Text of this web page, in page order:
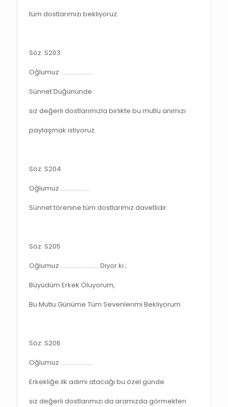
tüm dostlarımızı bekliyoruz.
Söz: S203
Oğlumuz …………………
Sünnet Düğününde
siz değerli dostlarımızla birlikte bu mutlu anımızı
paylaşmak istiyoruz.
Söz: S204
Oğlumuz ……………….
Sünnet törenine tüm dostlarımız davetlidir.
Söz: S205
Oğlumuz ……………………. Diyor ki ;
Büyüdüm Erkek Oluyorum,
Bu Mutlu Günüme Tüm Sevenlerimi Bekliyorum.
Söz: S206
Oğlumuz …………………
Erkekliğe ilk adımı atacağı bu özel günde
siz değerli dostlarımızı da aramızda görmekten